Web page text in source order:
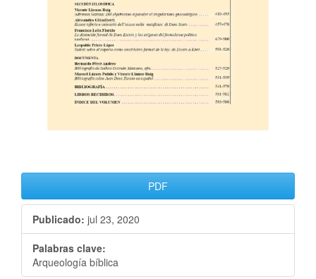
PDF
Publicado: jul 23, 2020
Palabras clave:
Arqueología bíblica